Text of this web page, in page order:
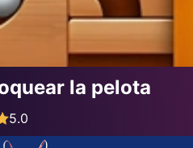
la pelota
5.0